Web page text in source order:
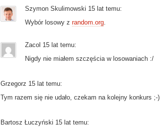
Szymon Skulimowski 15 lat temu:
Wybór losowy z random.org.
Zacol 15 lat temu:
Nigdy nie miałem szczęścia w losowaniach :/
Grzegorz 15 lat temu:
Tym razem się nie udało, czekam na kolejny konkurs ;-)
Bartosz Łuczyński 15 lat temu: